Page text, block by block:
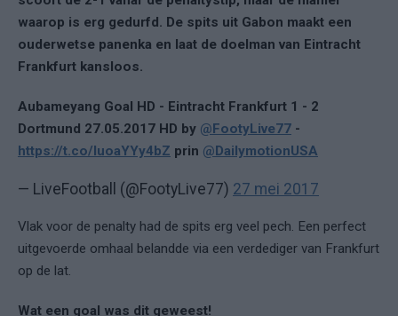
waarop is erg gedurfd. De spits uit Gabon maakt een
ouderwetse panenka en laat de doelman van Eintracht
Frankfurt kansloos.
Aubameyang Goal HD - Eintracht Frankfurt 1 - 2
Dortmund 27.05.2017 HD by @FootyLive77 -
https://t.co/IuoaYYy4bZ prin @DailymotionUSA
— LiveFootball (@FootyLive77) 27 mei 2017
Vlak voor de penalty had de spits erg veel pech. Een perfect
uitgevoerde omhaal belandde via een verdediger van Frankfurt
op de lat.
Wat een goal was dit geweest!